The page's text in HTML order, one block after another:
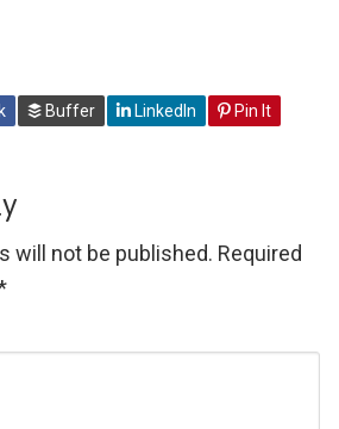
Buffer LinkedIn Pin It
will not be published. Required